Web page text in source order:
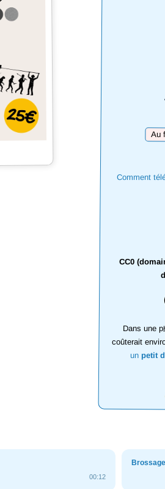
Comment
CC0
Dans une
coûterait
un petit
00:12